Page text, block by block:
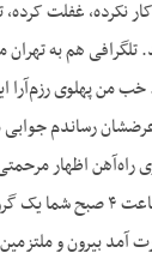
نکرده، غفلت
هم به تهران
عرضشان رساندم
راه‌آهن اظهار
قسمت‌ها را دیدند و برگشتند به ساختمان. فرمودند:
و من هم می‌آیم که شاه آمد ساعت ۵». همین کار را هم